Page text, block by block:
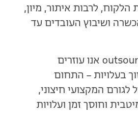
הלקוח, לרבות איתור, מיון,
ושיבוץ העובדים עד
בשיטת ה- outsourcing אנו עוזרים
בעלויות – התחום
לגורם המקצועי חיצוני,
וחוסך זמן ועלויות